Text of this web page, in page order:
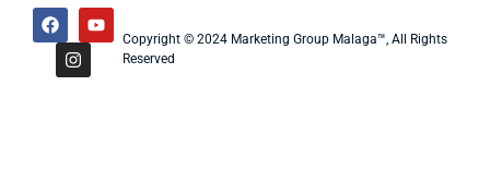
Copyright © 2024 Marketing Group Malaga™, All Rights
Reserved